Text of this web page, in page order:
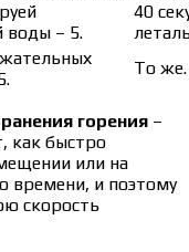
воды – 5.
40
То же.
горения –
как быстро
или на
времени, и поэтому
скорость